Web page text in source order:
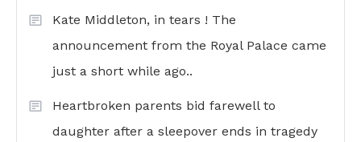
Kate Middleton, in tears ! The
announcement from the Royal Palace came
just a short while ago..
Heartbroken parents bid farewell to
daughter after a sleepover ends in tragedy